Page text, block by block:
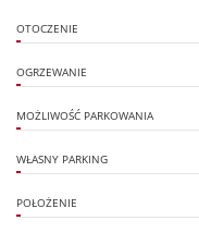
OTOCZENIE
OGRZEWANIE
MOŻLIWOŚĆ PARKOWANIA
WŁASNY PARKING
POŁOŻENIE